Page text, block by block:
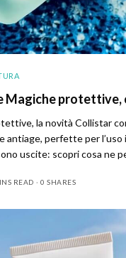
Magiche protettive,
la novità Collistar
antiage, perfette per l’uso
uscite: scopri cosa ne
READ 0 SHARES